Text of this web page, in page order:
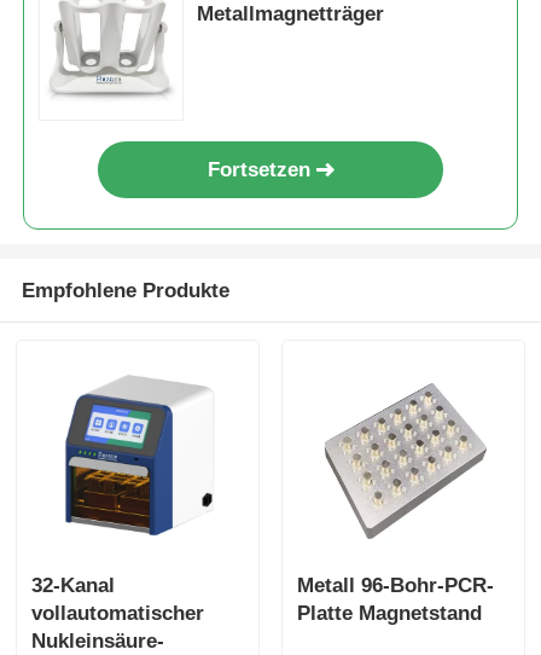
DNA / RNA Extraktionskits
Magnetische Perlen zur Zellsortierung
Automatisierte Instrumente und Verbrauchsmaterialien
Metallmagnetträger
Fortsetzen
Empfohlene Produkte
32-Kanal
vollautomatischer
Nukleinsäure-
Metall 96-Bohr-PCR-
Platte Magnetstand